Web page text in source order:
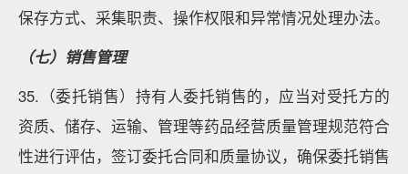
保存方式、采集职责、操作权限和异常情况处理办法。
（七）销售管理
35.（委托销售）持有人委托销售的，应当对受托方的
资质、储存、运输、管理等药品经营质量管理规范符合
性进行评估，签订委托合同和质量协议，确保委托销售